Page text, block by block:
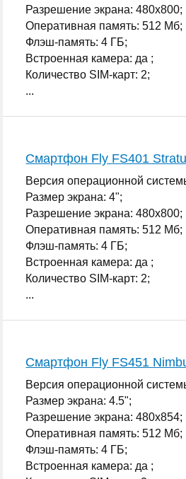
Разрешение экрана: 480x800;
Оперативная память: 512 Мб;
Флэш-память: 4 ГБ;
Встроенная камера: да ;
Количество SIM-карт: 2;
...
Смартфон Fly FS401
Версия операционной
Размер экрана: 4";
Разрешение экрана: 480x800;
Оперативная память: 512 Мб;
Флэш-память: 4 ГБ;
Встроенная камера: да ;
Количество SIM-карт: 2;
...
Смартфон Fly FS451
Версия операционной
Размер экрана: 4.5";
Разрешение экрана: 480x854;
Оперативная память: 512 Мб;
Флэш-память: 4 ГБ;
Встроенная камера: да ;